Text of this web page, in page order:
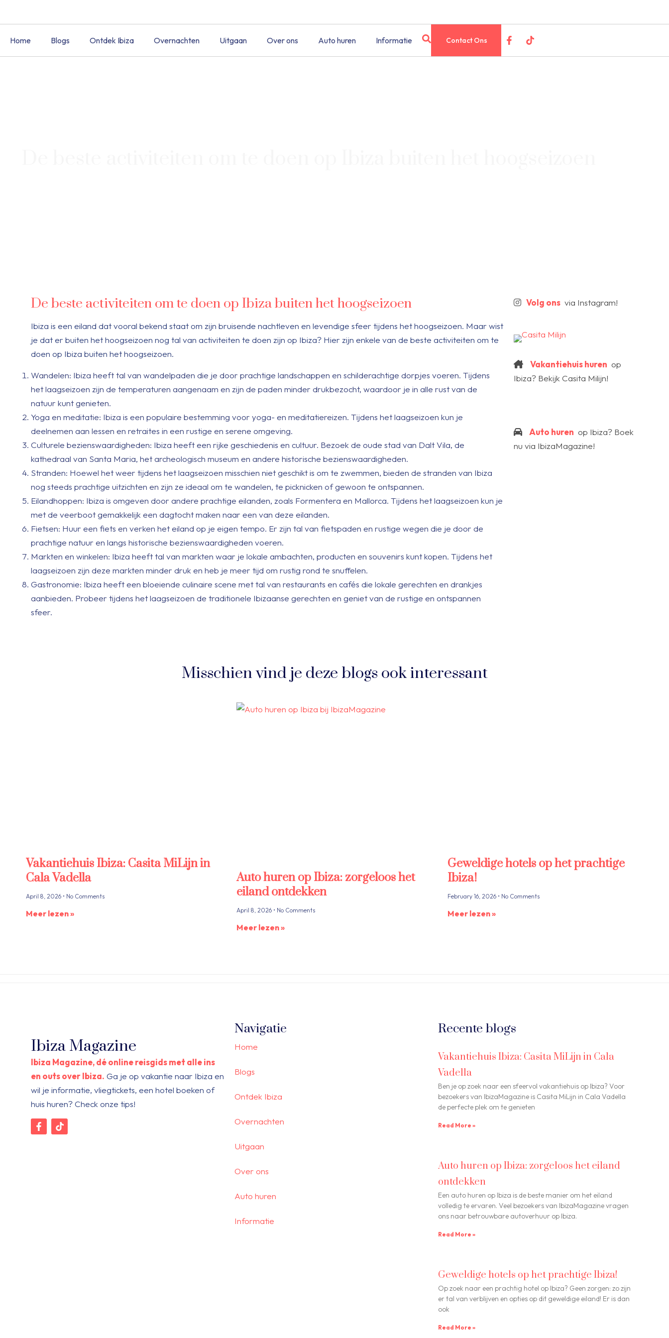
Home Blogs Ontdek Ibiza Overnachten Uitgaan Over ons Auto huren Informatie Contact Ons
De beste activiteiten om te doen op Ibiza buiten het hoogseizoen
Ibiza is een eiland dat vooral bekend staat om zijn bruisende nachtleven en levendige sfeer tijdens het hoogseizoen. Maar wist
je dat er buiten het hoogseizoen nog tal van activiteiten te doen zijn op Ibiza? Hier zijn enkele van de beste activiteiten om te
doen op Ibiza buiten het hoogseizoen.
Wandelen: Ibiza heeft tal van wandelpaden die je door prachtige landschappen en schilderachtige dorpjes voeren. Tijdens
het laagseizoen zijn de temperaturen aangenaam en zijn de paden minder drukbezocht, waardoor je in alle rust van de
natuur kunt genieten.
Yoga en meditatie: Ibiza is een populaire bestemming voor yoga- en meditatiereizen. Tijdens het laagseizoen kun je
deelnemen aan lessen en retraites in een rustige en serene omgeving.
Culturele bezienswaardigheden: Ibiza heeft een rijke geschiedenis en cultuur. Bezoek de oude stad van Dalt Vila, de
kathedraal van Santa Maria, het archeologisch museum en andere historische bezienswaardigheden.
Stranden: Hoewel het weer tijdens het laagseizoen misschien niet geschikt is om te zwemmen, bieden de stranden van Ibiza
nog steeds prachtige uitzichten en zijn ze ideaal om te wandelen, te picknicken of gewoon te ontspannen.
Eilandhoppen: Ibiza is omgeven door andere prachtige eilanden, zoals Formentera en Mallorca. Tijdens het laagseizoen kun je
met de veerboot gemakkelijk een dagtocht maken naar een van deze eilanden.
Fietsen: Huur een fiets en verken het eiland op je eigen tempo. Er zijn tal van fietspaden en rustige wegen die je door de
prachtige natuur en langs historische bezienswaardigheden voeren.
Markten en winkelen: Ibiza heeft tal van markten waar je lokale ambachten, producten en souvenirs kunt kopen. Tijdens het
laagseizoen zijn deze markten minder druk en heb je meer tijd om rustig rond te snuffelen.
Gastronomie: Ibiza heeft een bloeiende culinaire scene met tal van restaurants en cafés die lokale gerechten en drankjes
aanbieden. Probeer tijdens het laagseizoen de traditionele Ibizaanse gerechten en geniet van de rustige en ontspannen
sfeer.
Volg ons via Instagram!
Vakantiehuis huren op
Ibiza? Bekijk Casita Milijn!
Auto huren op Ibiza? Boek
nu via IbizaMagazine!
Misschien vind je deze blogs ook interessant
Vakantiehuis Ibiza: Casita MiLijn in
Cala Vadella
April 8, 2026 No Comments
Meer lezen »
Auto huren op Ibiza: zorgeloos het
eiland ontdekken
April 8, 2026 No Comments
Meer lezen »
Geweldige hotels op het prachtige
Ibiza!
February 16, 2026 No Comments
Meer lezen »
Ibiza Magazine
Ibiza Magazine, dé online reisgids met alle ins
en outs over Ibiza. Ga je op vakantie naar Ibiza en
wil je informatie, vliegtickets, een hotel boeken of
huis huren? Check onze tips!
Navigatie
Home
Blogs
Ontdek Ibiza
Overnachten
Uitgaan
Over ons
Auto huren
Informatie
Recente blogs
Vakantiehuis Ibiza: Casita MiLijn in Cala
Vadella
Ben je op zoek naar een sfeervol vakantiehuis op Ibiza? Voor
bezoekers van IbizaMagazine is Casita MiLijn in Cala Vadella
de perfecte plek om te genieten
Read More »
Auto huren op Ibiza: zorgeloos het eiland
ontdekken
Een auto huren op Ibiza is de beste manier om het eiland
volledig te ervaren. Veel bezoekers van IbizaMagazine vragen
ons naar betrouwbare autoverhuur op Ibiza.
Read More »
Geweldige hotels op het prachtige Ibiza!
Op zoek naar een prachtig hotel op Ibiza? Geen zorgen: zo zijn
er tal van verblijven en opties op dit geweldige eiland! Er is dan
ook
Read More »